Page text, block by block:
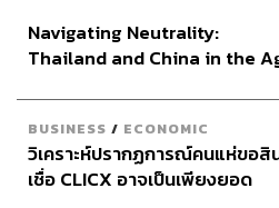
Navigating Neutrality:
Thailand and China in the
BUSINESS / ECONOMIC
วิเคราะห์ปรากฏการณ์คนแห่ขอสิ
เชื่อ CLICX อาจเป็นเพียงยอด